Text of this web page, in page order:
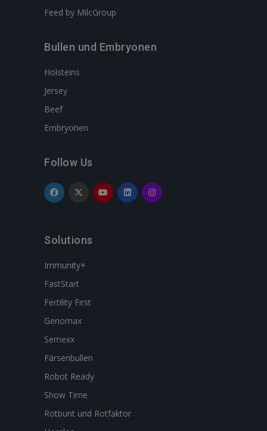
Feed by MilcGroup
Bullen und Embryonen
Holsteins
Jersey
Beef
Embryonen
Follow Us
Solutions
Immunity+
FastStart
Fertility First
Genomax
Semexx
Färsenbullen
Robot Ready
Show Time
Rotbunt und Rotfaktor